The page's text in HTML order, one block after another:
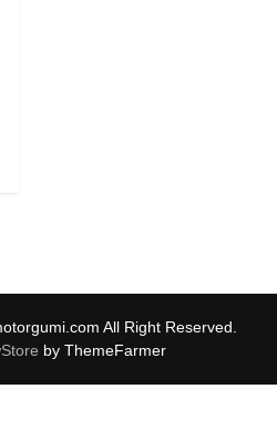
All Right Reserved.
by ThemeFarmer